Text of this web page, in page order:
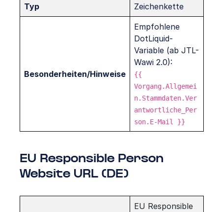
Typ Zeichenkette
Besonderheiten/Hinweise
Empfohlene
DotLiquid-
Variable (ab JTL-
Wawi 2.0):
{{
Vorgang.Allgemei
n.Stammdaten.Ver
antwortliche_Per
son.E-Mail }}
EU Responsible Person
Website URL (DE)
EU Responsible